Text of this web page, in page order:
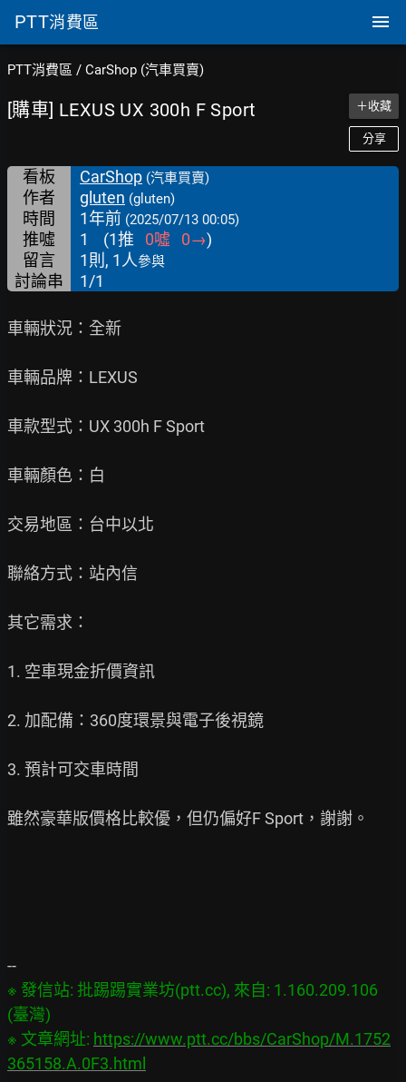
PTT消費區
PTT消費區 / CarShop (汽車買賣)
[購車] LEXUS UX 300h F Sport ＋收藏
分享
看板 CarShop (汽車買賣)
作者 gluten (gluten)
時間 1年前 (2025/07/13 00:05)
推噓 1 (1推 0噓 0→)
留言
1則, 1人參與
討論串 1/1
車輛狀況：全新
車輛品牌：LEXUS
車款型式：UX 300h F Sport
車輛顏色：白
交易地區：台中以北
聯絡方式：站內信
其它需求：
1. 空車現金折價資訊
2. 加配備：360度環景與電子後視鏡
3. 預計可交車時間
雖然豪華版價格比較優，但仍偏好F Sport，謝謝。
※ 發信站: 批踢踢實業坊(ptt.cc), 來自: 1.160.209.106
(臺灣)
※ 文章網址: https://www.ptt.cc/bbs/CarShop/M.1752
365158.A.0F3.html